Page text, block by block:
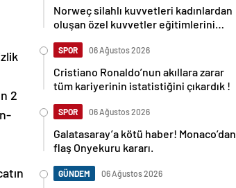
2
Norweç silahlı kuvvetleri kadınlardan
oluşan özel kuvvetler eğitimlerini
SPOR 06 Ağustos 2026
Cristiano Ronaldo’nun akıllara zarar
tüm kariyerinin istatistiğini çıkardık !
SPOR 06 Ağustos 2026
Galatasaray’a kötü haber! Monaco’dan
flaş Onyekuru kararı.
GÜNDEM 06 Ağustos 2026